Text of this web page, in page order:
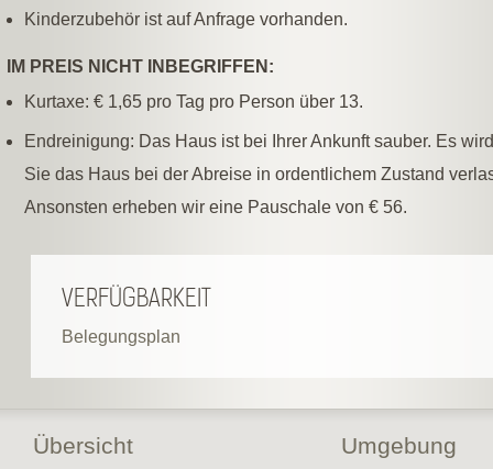
Kinderzubehör ist auf Anfrage vorhanden.
IM PREIS NICHT INBEGRIFFEN:
Kurtaxe: € 1,65 pro Tag pro Person über 13.
Endreinigung: Das Haus ist bei Ihrer Ankunft sauber. Es
Sie das Haus bei der Abreise in ordentlichem Zustand
Ansonsten erheben wir eine Pauschale von € 56.
VERFÜGBARKEIT
Belegungsplan
Übersicht Umgebung